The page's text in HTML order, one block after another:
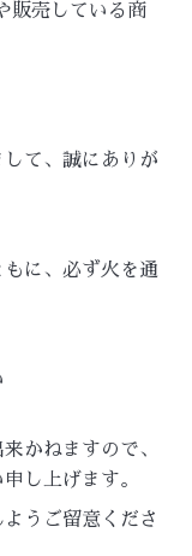
販売している商
て、誠にありが
に、必ず火を通
かねますので、
し上げます。
うご留意くださ